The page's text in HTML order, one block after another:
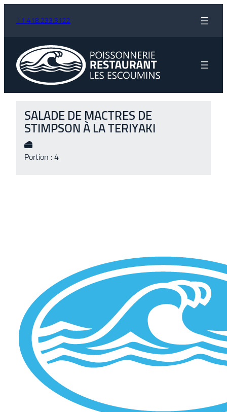
T 1 418.233.3122
SALADE DE MACTRES DE
STIMPSON À LA TERIYAKI
Portion : 4